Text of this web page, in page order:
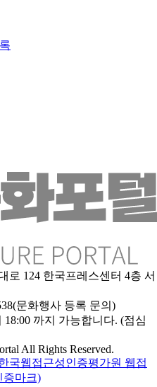
로 124 한국프레스센터 4층 서
문화행사 등록 문의)
까지 가능합니다. (점심
All Rights Reserved.